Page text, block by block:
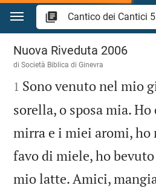
Vai al contenuto
Cantico dei Cantici 5
Nuova Riveduta 2006
di Società Biblica di Ginevra

1 Sono venuto nel mio
sorella, o sposa mia.
mirra e i miei aromi,
favo di miele, ho
mio latte. Amici,